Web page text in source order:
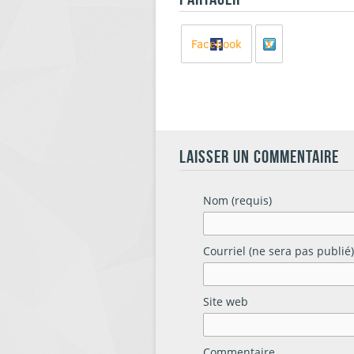
Facebook
X
LAISSER UN COMMENTAIRE
Nom (requis)
Courriel (ne sera pas
Site web